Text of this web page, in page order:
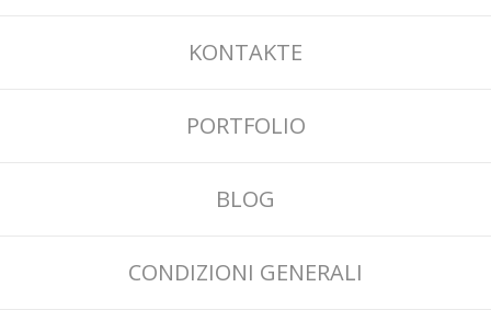
KONTAKTE
PORTFOLIO
BLOG
CONDIZIONI GENERALI